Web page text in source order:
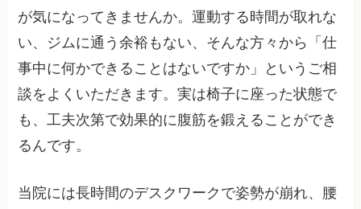
が気になってきませんか。運動する時間が取れな
い、ジムに通う余裕もない、そんな方々から「仕
事中に何かできることはないですか」というご相
談をよくいただきます。実は椅子に座った状態で
も、工夫次第で効果的に腹筋を鍛えることができ
るんです。
当院には長時間のデスクワークで姿勢が崩れ、腰